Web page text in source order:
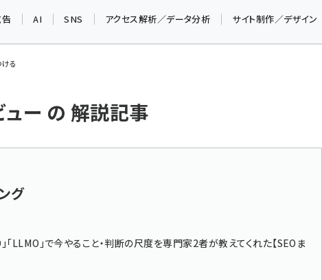
AI SNS アクセス解析／データ分析 サイト制作／デザイン
る
ー の 解説記事
グ
」「LLMO」で今やること・判断の尺度を専門家2者が教えてくれた【SEOま